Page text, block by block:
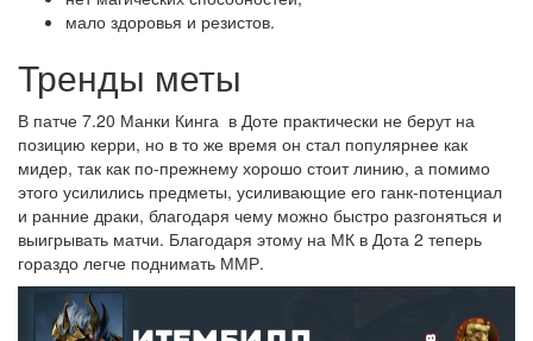
мало здоровья и резистов.
Тренды меты
В патче 7.20 Манки Кинга в Доте практически не берут на
позицию керри, но в то же время он стал популярнее как
мидер, так как по-прежнему хорошо стоит линию, а помимо
этого усилились предметы, усиливающие его ганк-потенциал
и ранние драки, благодаря чему можно быстро разгоняться и
выигрывать матчи. Благодаря этому на МК в Дота 2 теперь
гораздо легче поднимать ММР.